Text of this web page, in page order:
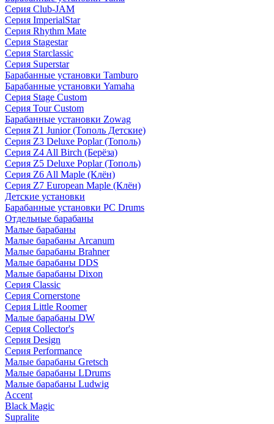
Серия Club-JAM
Серия ImperialStar
Серия Rhythm Mate
Серия Stagestar
Серия Starclassic
Серия Superstar
Барабанные установки Tamburo
Барабанные установки Yamaha
Серия Stage Custom
Серия Tour Custom
Барабанные установки Zowag
Серия Z1 Junior (Тополь Детские)
Серия Z3 Deluxe Poplar (Тополь)
Серия Z4 All Birch (Берёза)
Серия Z5 Deluxe Poplar (Тополь)
Серия Z6 All Maple (Клён)
Серия Z7 European Maple (Клён)
Детские установки
Барабанные установки PC Drums
Отдельные барабаны
Малые барабаны
Малые барабаны Arcanum
Малые барабаны Brahner
Малые барабаны DDS
Малые барабаны Dixon
Серия Classic
Серия Cornerstone
Серия Little Roomer
Малые барабаны DW
Серия Collector's
Серия Design
Серия Performance
Малые барабаны Gretsch
Малые барабаны LDrums
Малые барабаны Ludwig
Accent
Black Magic
Supralite